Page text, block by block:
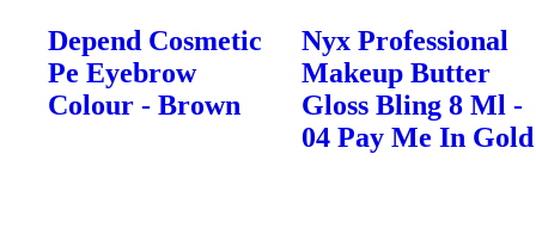
Depend Cosmetic
Pe Eyebrow
Colour - Brown
Nyx Professional
Makeup Butter
Gloss Bling 8 Ml -
04 Pay Me In Gold